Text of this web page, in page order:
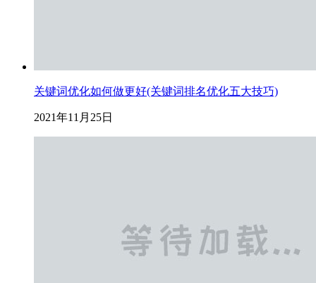
关键词优化如何做更好(关键词排名优化五大技巧)
2021年11月25日